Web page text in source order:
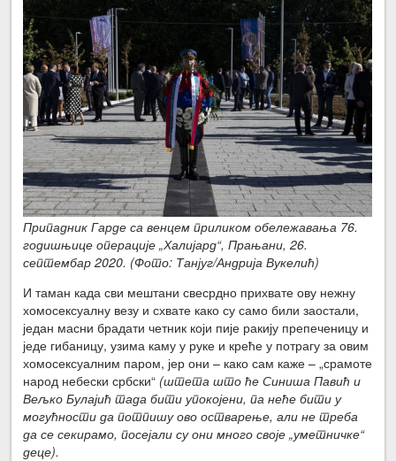
Припадник Гарде са венцем приликом обележавања 76.
годишњице операције „Халијард“, Прањани, 26.
септембар 2020. (Фото: Танјуг/Андрија Вукелић)
И таман када сви мештани свесрдно прихвате ову нежну
хомосексуалну везу и схвате како су само били заостали,
један масни брадати четник који пије ракију препеченицу и
једе гибаницу, узима каму у руке и креће у потрагу за овим
хомосексуалним паром, јер они – како сам каже – „срамоте
народ небески србски“ (штета што ће Синиша Павић и
Вељко Булајић тада бити упокојени, па неће бити у
могућности да потпишу ово остварење, али не треба
да се секирамо, посејали су они много своје „уметничке“
деце).